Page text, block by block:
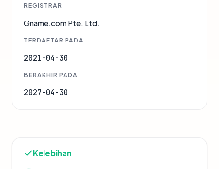
REGISTRAR
Gname.com Pte. Ltd.
TERDAFTAR PADA
2021-04-30
BERAKHIR PADA
2027-04-30
Kelebihan